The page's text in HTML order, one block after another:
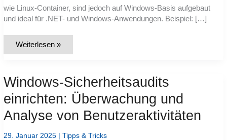
wie Linux-Container, sind jedoch auf Windows-Basis aufgebaut
und ideal für .NET- und Windows-Anwendungen. Beispiel: […]
Windows
von
Container-
Technologien
in
Weiterlesen »
Windows-Sicherheitsaudits
einrichten: Überwachung und
Analyse von Benutzeraktivitäten
29. Januar 2025 |Tipps & Tricks